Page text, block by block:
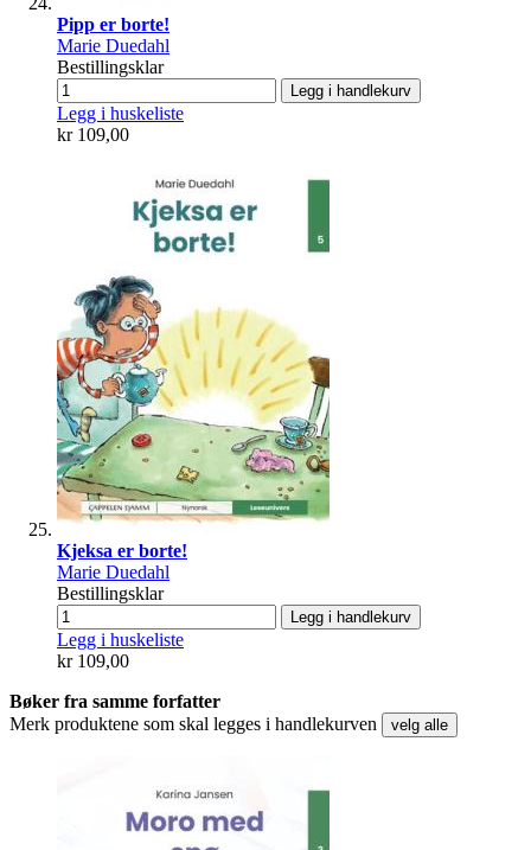
Pipp er borte!
Marie Duedahl
Bestillingsklar
Legg i handlekurv
Legg i huskeliste
kr 109,00
Kjeksa er borte!
Marie Duedahl
Bestillingsklar
Legg i handlekurv
Legg i huskeliste
kr 109,00
Bøker fra samme forfatter
Merk produktene som skal legges i handlekurven
velg alle